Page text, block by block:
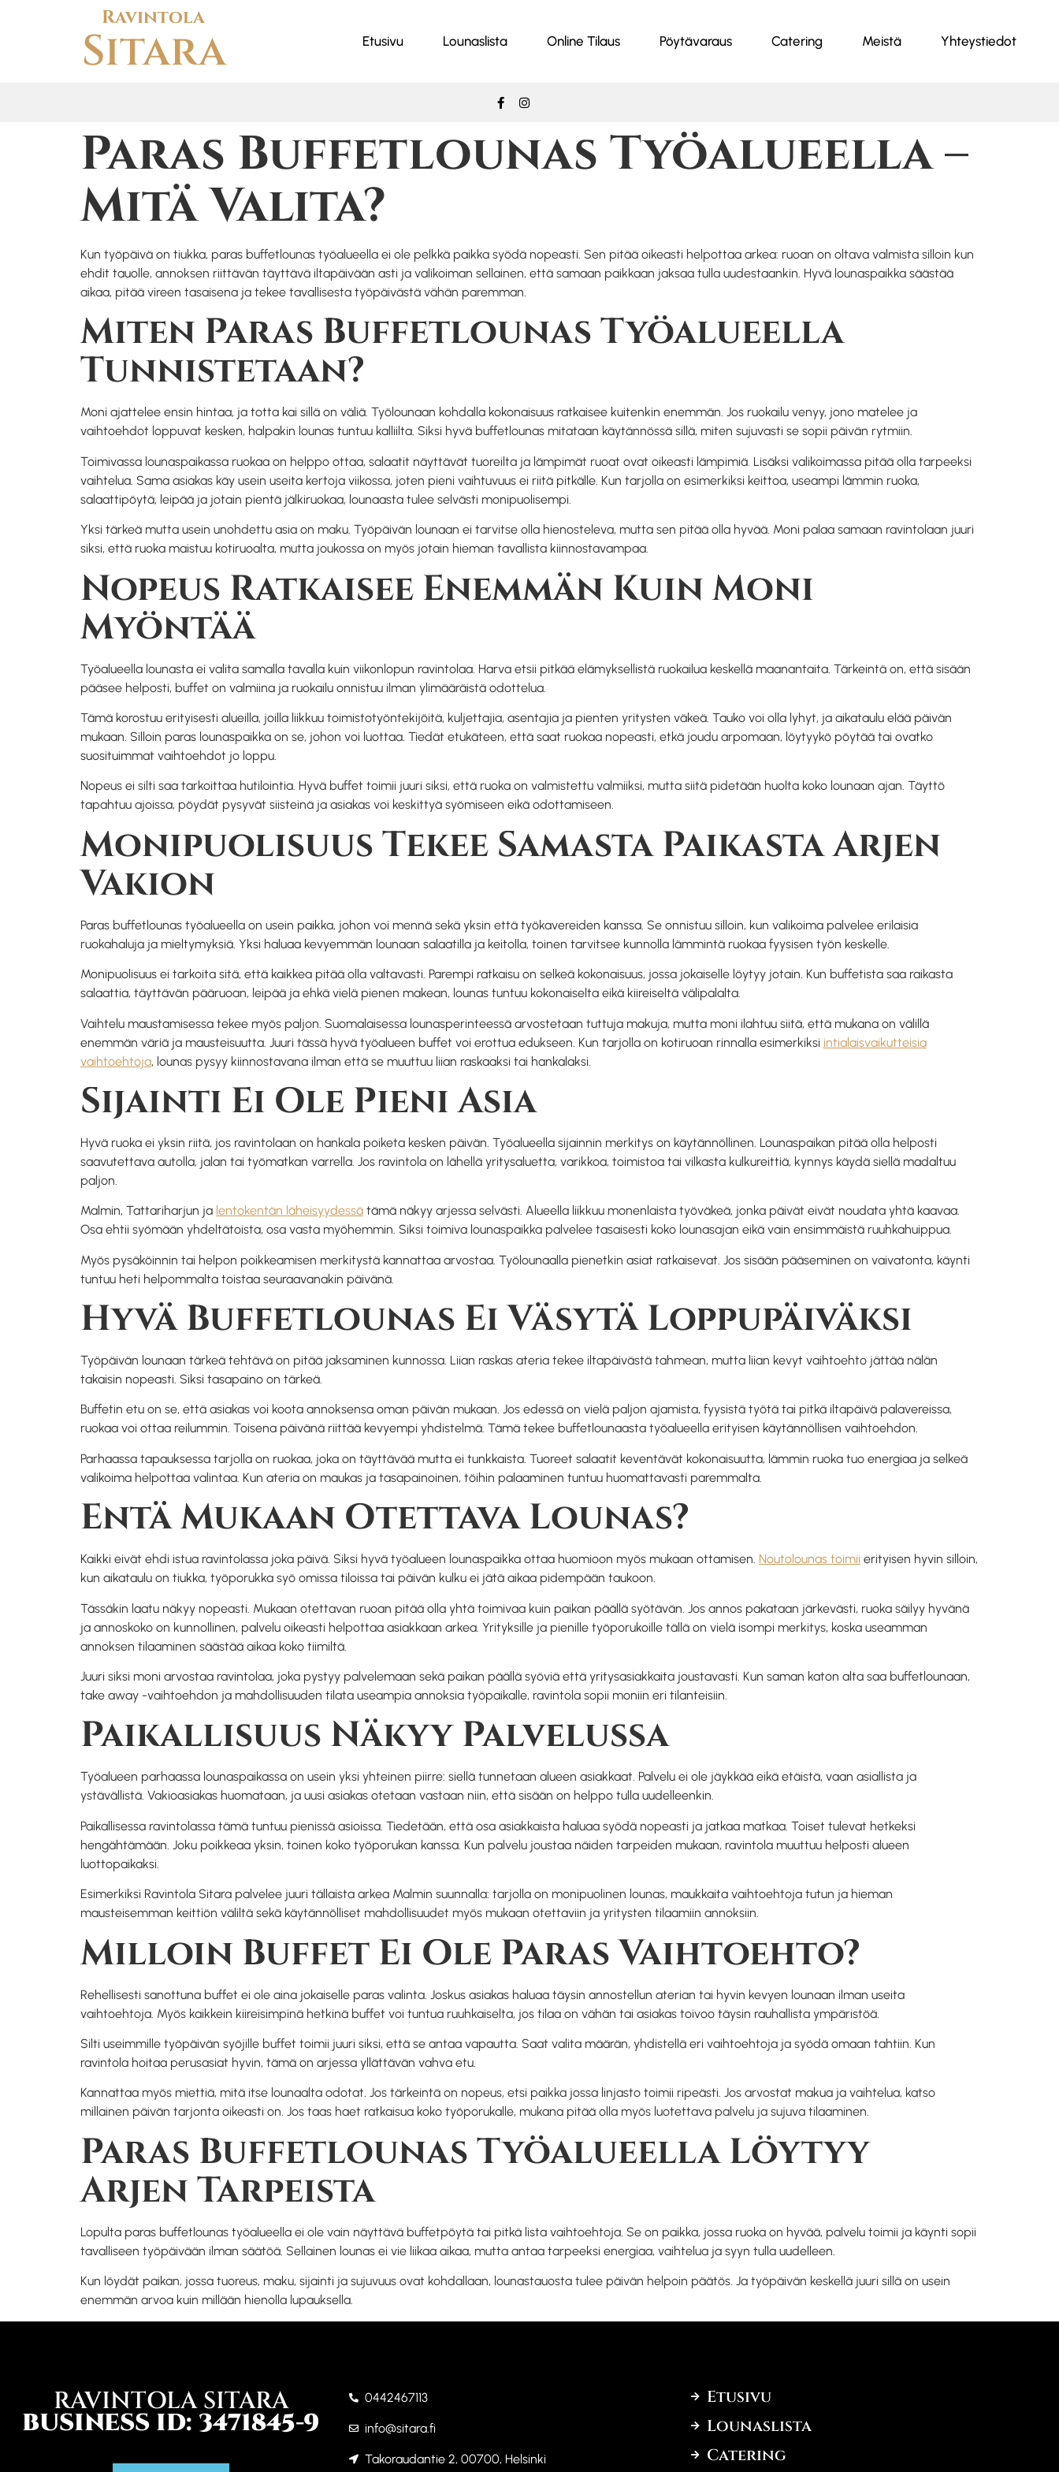
Ravintola
Sitara Etusivu Lounaslista Online Tilaus Pöytävaraus Catering Meistä Yhteystiedot
Paras Buffetlounas Työalueella –
Mitä Valita?
Kun työpäivä on tiukka, paras buffetlounas työalueella ei ole pelkkä paikka syödä nopeasti. Sen pitää oikeasti helpottaa arkea: ruoan on oltava valmista silloin kun
ehdit tauolle, annoksen riittävän täyttävä iltapäivään asti ja valikoiman sellainen, että samaan paikkaan jaksaa tulla uudestaankin. Hyvä lounaspaikka säästää
aikaa, pitää vireen tasaisena ja tekee tavallisesta työpäivästä vähän paremman.
Miten Paras Buffetlounas Työalueella
Tunnistetaan?
Moni ajattelee ensin hintaa, ja totta kai sillä on väliä. Työlounaan kohdalla kokonaisuus ratkaisee kuitenkin enemmän. Jos ruokailu venyy, jono matelee ja
vaihtoehdot loppuvat kesken, halpakin lounas tuntuu kalliilta. Siksi hyvä buffetlounas mitataan käytännössä sillä, miten sujuvasti se sopii päivän rytmiin.
Toimivassa lounaspaikassa ruokaa on helppo ottaa, salaatit näyttävät tuoreilta ja lämpimät ruoat ovat oikeasti lämpimiä. Lisäksi valikoimassa pitää olla tarpeeksi
vaihtelua. Sama asiakas käy usein useita kertoja viikossa, joten pieni vaihtuvuus ei riitä pitkälle. Kun tarjolla on esimerkiksi keittoa, useampi lämmin ruoka,
salaattipöytä, leipää ja jotain pientä jälkiruokaa, lounaasta tulee selvästi monipuolisempi.
Yksi tärkeä mutta usein unohdettu asia on maku. Työpäivän lounaan ei tarvitse olla hienosteleva, mutta sen pitää olla hyvää. Moni palaa samaan ravintolaan juuri
siksi, että ruoka maistuu kotiruoalta, mutta joukossa on myös jotain hieman tavallista kiinnostavampaa.
Nopeus Ratkaisee Enemmän Kuin Moni
Myöntää
Työalueella lounasta ei valita samalla tavalla kuin viikonlopun ravintolaa. Harva etsii pitkää elämyksellistä ruokailua keskellä maanantaita. Tärkeintä on, että sisään
pääsee helposti, buffet on valmiina ja ruokailu onnistuu ilman ylimääräistä odottelua.
Tämä korostuu erityisesti alueilla, joilla liikkuu toimistotyöntekijöitä, kuljettajia, asentajia ja pienten yritysten väkeä. Tauko voi olla lyhyt, ja aikataulu elää päivän
mukaan. Silloin paras lounaspaikka on se, johon voi luottaa. Tiedät etukäteen, että saat ruokaa nopeasti, etkä joudu arpomaan, löytyykö pöytää tai ovatko
suosituimmat vaihtoehdot jo loppu.
Nopeus ei silti saa tarkoittaa hutilointia. Hyvä buffet toimii juuri siksi, että ruoka on valmistettu valmiiksi, mutta siitä pidetään huolta koko lounaan ajan. Täyttö
tapahtuu ajoissa, pöydät pysyvät siisteinä ja asiakas voi keskittyä syömiseen eikä odottamiseen.
Monipuolisuus Tekee Samasta Paikasta Arjen
Vakion
Paras buffetlounas työalueella on usein paikka, johon voi mennä sekä yksin että työkavereiden kanssa. Se onnistuu silloin, kun valikoima palvelee erilaisia
ruokahaluja ja mieltymyksiä. Yksi haluaa kevyemmän lounaan salaatilla ja keitolla, toinen tarvitsee kunnolla lämmintä ruokaa fyysisen työn keskelle.
Monipuolisuus ei tarkoita sitä, että kaikkea pitää olla valtavasti. Parempi ratkaisu on selkeä kokonaisuus, jossa jokaiselle löytyy jotain. Kun buffetista saa raikasta
salaattia, täyttävän pääruoan, leipää ja ehkä vielä pienen makean, lounas tuntuu kokonaiselta eikä kiireiseltä välipalalta.
Vaihtelu maustamisessa tekee myös paljon. Suomalaisessa lounasperinteessä arvostetaan tuttuja makuja, mutta moni ilahtuu siitä, että mukana on välillä
enemmän väriä ja mausteisuutta. Juuri tässä hyvä työalueen buffet voi erottua edukseen. Kun tarjolla on kotiruoan rinnalla esimerkiksi intialaisvaikutteisia
vaihtoehtoja, lounas pysyy kiinnostavana ilman että se muuttuu liian raskaaksi tai hankalaksi.
Sijainti Ei Ole Pieni Asia
Hyvä ruoka ei yksin riitä, jos ravintolaan on hankala poiketa kesken päivän. Työalueella sijainnin merkitys on käytännöllinen. Lounaspaikan pitää olla helposti
saavutettava autolla, jalan tai työmatkan varrella. Jos ravintola on lähellä yritysaluetta, varikkoa, toimistoa tai vilkasta kulkureittiä, kynnys käydä siellä madaltuu
paljon.
Malmin, Tattariharjun ja lentokentän läheisyydessä tämä näkyy arjessa selvästi. Alueella liikkuu monenlaista työväkeä, jonka päivät eivät noudata yhtä kaavaa.
Osa ehtii syömään yhdeltätoista, osa vasta myöhemmin. Siksi toimiva lounaspaikka palvelee tasaisesti koko lounasajan eikä vain ensimmäistä ruuhkahuippua.
Myös pysäköinnin tai helpon poikkeamisen merkitystä kannattaa arvostaa. Työlounaalla pienetkin asiat ratkaisevat. Jos sisään pääseminen on vaivatonta, käynti
tuntuu heti helpommalta toistaa seuraavanakin päivänä.
Hyvä Buffetlounas Ei Väsytä Loppupäiväksi
Työpäivän lounaan tärkeä tehtävä on pitää jaksaminen kunnossa. Liian raskas ateria tekee iltapäivästä tahmean, mutta liian kevyt vaihtoehto jättää nälän
takaisin nopeasti. Siksi tasapaino on tärkeä.
Buffetin etu on se, että asiakas voi koota annoksensa oman päivän mukaan. Jos edessä on vielä paljon ajamista, fyysistä työtä tai pitkä iltapäivä palavereissa,
ruokaa voi ottaa reilummin. Toisena päivänä riittää kevyempi yhdistelmä. Tämä tekee buffetlounaasta työalueella erityisen käytännöllisen vaihtoehdon.
Parhaassa tapauksessa tarjolla on ruokaa, joka on täyttävää mutta ei tunkkaista. Tuoreet salaatit keventävät kokonaisuutta, lämmin ruoka tuo energiaa ja selkeä
valikoima helpottaa valintaa. Kun ateria on maukas ja tasapainoinen, töihin palaaminen tuntuu huomattavasti paremmalta.
Entä Mukaan Otettava Lounas?
Kaikki eivät ehdi istua ravintolassa joka päivä. Siksi hyvä työalueen lounaspaikka ottaa huomioon myös mukaan ottamisen. Noutolounas toimii erityisen hyvin silloin,
kun aikataulu on tiukka, työporukka syö omissa tiloissa tai päivän kulku ei jätä aikaa pidempään taukoon.
Tässäkin laatu näkyy nopeasti. Mukaan otettavan ruoan pitää olla yhtä toimivaa kuin paikan päällä syötävän. Jos annos pakataan järkevästi, ruoka säilyy hyvänä
ja annoskoko on kunnollinen, palvelu oikeasti helpottaa asiakkaan arkea. Yrityksille ja pienille työporukoille tällä on vielä isompi merkitys, koska useamman
annoksen tilaaminen säästää aikaa koko tiimiltä.
Juuri siksi moni arvostaa ravintolaa, joka pystyy palvelemaan sekä paikan päällä syöviä että yritysasiakkaita joustavasti. Kun saman katon alta saa buffetlounaan,
take away -vaihtoehdon ja mahdollisuuden tilata useampia annoksia työpaikalle, ravintola sopii moniin eri tilanteisiin.
Paikallisuus Näkyy Palvelussa
Työalueen parhaassa lounaspaikassa on usein yksi yhteinen piirre: siellä tunnetaan alueen asiakkaat. Palvelu ei ole jäykkää eikä etäistä, vaan asiallista ja
ystävällistä. Vakioasiakas huomataan, ja uusi asiakas otetaan vastaan niin, että sisään on helppo tulla uudelleenkin.
Paikallisessa ravintolassa tämä tuntuu pienissä asioissa. Tiedetään, että osa asiakkaista haluaa syödä nopeasti ja jatkaa matkaa. Toiset tulevat hetkeksi
hengähtämään. Joku poikkeaa yksin, toinen koko työporukan kanssa. Kun palvelu joustaa näiden tarpeiden mukaan, ravintola muuttuu helposti alueen
luottopaikaksi.
Esimerkiksi Ravintola Sitara palvelee juuri tällaista arkea Malmin suunnalla: tarjolla on monipuolinen lounas, maukkaita vaihtoehtoja tutun ja hieman
mausteisemman keittiön väliltä sekä käytännölliset mahdollisuudet myös mukaan otettaviin ja yritysten tilaamiin annoksiin.
Milloin Buffet Ei Ole Paras Vaihtoehto?
Rehellisesti sanottuna buffet ei ole aina jokaiselle paras valinta. Joskus asiakas haluaa täysin annostellun aterian tai hyvin kevyen lounaan ilman useita
vaihtoehtoja. Myös kaikkein kiireisimpinä hetkinä buffet voi tuntua ruuhkaiselta, jos tilaa on vähän tai asiakas toivoo täysin rauhallista ympäristöä.
Silti useimmille työpäivän syöjille buffet toimii juuri siksi, että se antaa vapautta. Saat valita määrän, yhdistellä eri vaihtoehtoja ja syödä omaan tahtiin. Kun
ravintola hoitaa perusasiat hyvin, tämä on arjessa yllättävän vahva etu.
Kannattaa myös miettiä, mitä itse lounaalta odotat. Jos tärkeintä on nopeus, etsi paikka jossa linjasto toimii ripeästi. Jos arvostat makua ja vaihtelua, katso
millainen päivän tarjonta oikeasti on. Jos taas haet ratkaisua koko työporukalle, mukana pitää olla myös luotettava palvelu ja sujuva tilaaminen.
Paras Buffetlounas Työalueella Löytyy
Arjen Tarpeista
Lopulta paras buffetlounas työalueella ei ole vain näyttävä buffetpöytä tai pitkä lista vaihtoehtoja. Se on paikka, jossa ruoka on hyvää, palvelu toimii ja käynti sopii
tavalliseen työpäivään ilman säätöä. Sellainen lounas ei vie liikaa aikaa, mutta antaa tarpeeksi energiaa, vaihtelua ja syyn tulla uudelleen.
Kun löydät paikan, jossa tuoreus, maku, sijainti ja sujuvuus ovat kohdallaan, lounastauosta tulee päivän helpoin päätös. Ja työpäivän keskellä juuri sillä on usein
enemmän arvoa kuin millään hienolla lupauksella.
RAVINTOLA SITARA
BUSINESS ID: 3471845-9
0442467113
info@sitara.fi
Takoraudantie 2, 00700, Helsinki
Etusivu
Lounaslista
Catering